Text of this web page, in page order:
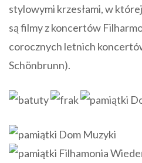
stylowymi krzesłami, w
są filmy z koncertów
corocznych letnich
Schönbrunn).